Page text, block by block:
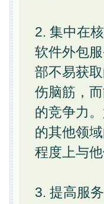
2. 集中在
软件外包
部不易获
伤脑筋，
的竞争力
的其他领
程度上与
3. 提高服